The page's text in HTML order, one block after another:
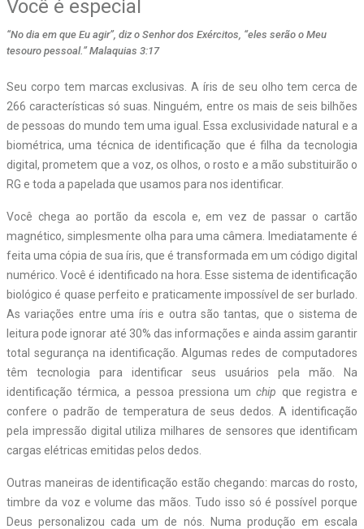
Você é especial
“No dia em que Eu agir”, diz o Senhor dos Exércitos, “eles serão o Meu
tesouro pessoal.” Malaquias 3:17
Seu corpo tem marcas exclusivas. A íris de seu olho tem cerca de
266 características só suas. Ninguém, entre os mais de seis bilhões
de pessoas do mundo tem uma igual. Essa exclusividade natural e a
biométrica, uma técnica de identificação que é filha da tecnologia
digital, prometem que a voz, os olhos, o rosto e a mão substituirão o
RG e toda a papelada que usamos para nos identificar.
Você chega ao portão da escola e, em vez de passar o cartão
magnético, simplesmente olha para uma câmera. Imediatamente é
feita uma cópia de sua íris, que é transformada em um código digital
numérico. Você é identificado na hora. Esse sistema de identificação
biológico é quase perfeito e praticamente impossível de ser burlado.
As variações entre uma íris e outra são tantas, que o sistema de
leitura pode ignorar até 30% das informações e ainda assim garantir
total segurança na identificação. Algumas redes de computadores
têm tecnologia para identificar seus usuários pela mão. Na
identificação térmica, a pessoa pressiona umchip que registra e
confere o padrão de temperatura de seus dedos. A identificação
pela impressão digital utiliza milhares de sensores que identificam
cargas elétricas emitidas pelos dedos.
Outras maneiras de identificação estão chegando: marcas do rosto,
timbre da voz e volume das mãos. Tudo isso só é possível porque
Deus personalizou cada um de nós. Numa produção em escala